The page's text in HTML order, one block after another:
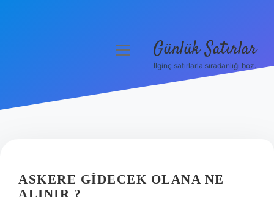
Hakkımızda
menüyü Günlük Satırlar
İlginç satırlarla sıradanlığı boz.
ASKERE GIDECEK OLANA NE
ALINIR ?